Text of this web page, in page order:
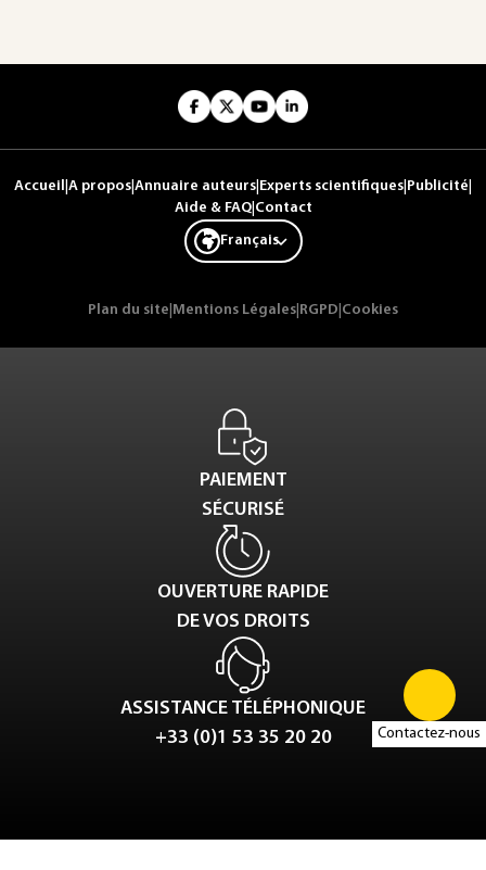
Contactez-nous
Accueil A propos Annuaire auteurs Experts scientifiques Publicité
Aide & FAQ| Contact
Français
Plan du site Mentions Légales RGPD Cookies
PAIEMENT
SÉCURISÉ
OUVERTURE RAPIDE
DE VOS DROITS
ASSISTANCE TÉLÉPHONIQUE
+33 (0)1 53 35 20 20